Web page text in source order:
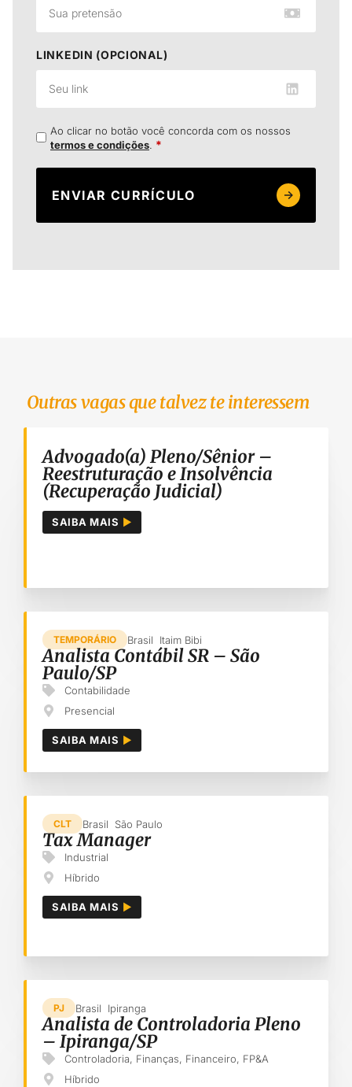
LINKEDIN (OPCIONAL)
Ao clicar no botão você concorda com os nossos
termos e condições. *
Outras vagas que talvez te interessem
Advogado(a) Pleno/Sênior –
Reestruturação e Insolvência
(Recuperação Judicial)
SAIBA MAIS
Brasil Itaim Bibi
TEMPORÁRIO
Analista Contábil SR – São
Paulo/SP
Contabilidade
Presencial
SAIBA MAIS
Brasil São Paulo
CLT
Tax Manager
Industrial
Híbrido
SAIBA MAIS
Brasil Ipiranga
PJ
Analista de Controladoria Pleno
– Ipiranga/SP
Controladoria, Finanças, Financeiro, FP&A
Híbrido